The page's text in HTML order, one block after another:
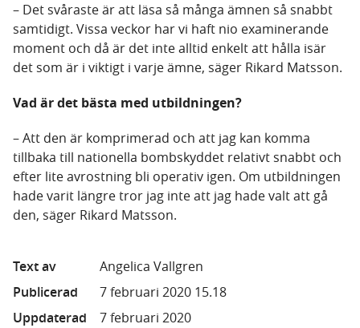
– Det svåraste är att läsa så många ämnen så snabbt
samtidigt. Vissa veckor har vi haft nio examinerande
moment och då är det inte alltid enkelt att hålla isär
det som är i viktigt i varje ämne, säger Rikard Matsson.
Vad är det bästa med utbildningen?
– Att den är komprimerad och att jag kan komma
tillbaka till nationella bombskyddet relativt snabbt och
efter lite avrostning bli operativ igen. Om utbildningen
hade varit längre tror jag inte att jag hade valt att gå
den, säger Rikard Matsson.
Text av
Angelica Vallgren
Publicerad
7 februari 2020 15.18
Uppdaterad
7 februari 2020